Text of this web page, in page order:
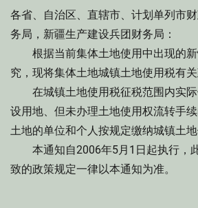
各省、自治区、直辖市、计划单列市
务局，新疆生产建设兵团财务局：
根据当前集体土地使用中出现的新
究，现将集体土地城镇土地使用税有关
在城镇土地使用税征税范围内实际
设用地、但未办理土地使用权流转手
土地的单位和个人按规定缴纳城镇土地
本通知自2006年5月1日起执行，
致的政策规定一律以本通知为准。